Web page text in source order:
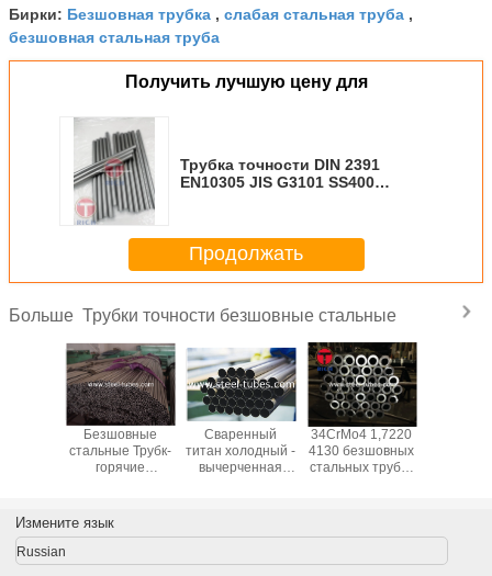
Бирки: Безшовная трубка , слабая стальная труба ,
безшовная стальная труба
Получить лучшую цену для
Трубка точности DIN 2391
EN10305 JIS G3101 SS400
Продолжать
Больше Трубки точности безшовные стальные
Безшовные
стальные Трубк-
горячие
стальные трубки
BS6323-2 для
промышленности
Сваренный
титан холодный -
вычерченная
34CrMo4 1,7220
4130 безшовных
стальных трубок
Измените язык
Russian